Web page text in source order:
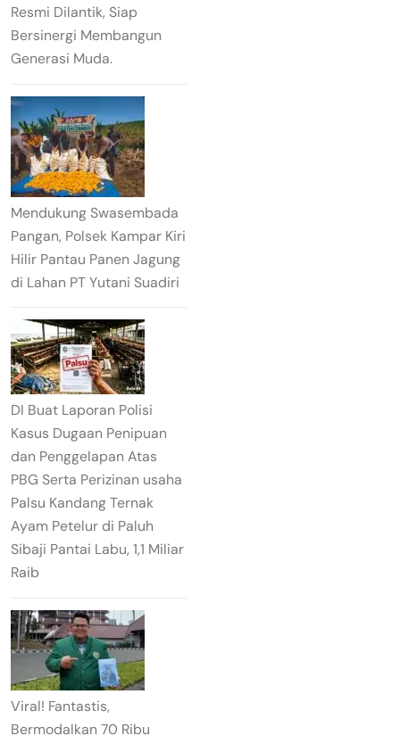
Resmi Dilantik, Siap
Bersinergi Membangun
Generasi Muda.
Mendukung Swasembada
Pangan, Polsek Kampar Kiri
Hilir Pantau Panen Jagung
di Lahan PT Yutani Suadiri
DI Buat Laporan Polisi
Kasus Dugaan Penipuan
dan Penggelapan Atas
PBG Serta Perizinan usaha
Palsu Kandang Ternak
Ayam Petelur di Paluh
Sibaji Pantai Labu, 1,1 Miliar
Raib
Viral! Fantastis,
Bermodalkan 70 Ribu